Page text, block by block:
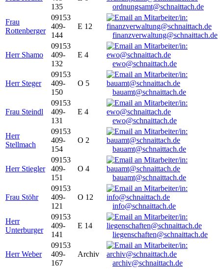
135
ordnungsamt@schnaittach.de
Frau
Rottenberger
09153
409-
144
E 12
finanzverwaltung@schnaittach.de
Herr Shamo
09153
409-
132
E 4
ewo@schnaittach.de
Herr Steger
09153
409-
150
O 5
bauamt@schnaittach.de
Frau Steindl
09153
409-
131
E 4
ewo@schnaittach.de
Herr
Stellmach
09153
409-
154
O 2
bauamt@schnaittach.de
Herr Stiegler
09153
409-
151
O 4
bauamt@schnaittach.de
Frau Stöhr
09153
409-
121
O 12
info@schnaittach.de
Herr
Unterburger
09153
409-
141
E 14
liegenschaften@schnaittach.de
Herr Weber
09153
409-
167
Archiv
archiv@schnaittach.de